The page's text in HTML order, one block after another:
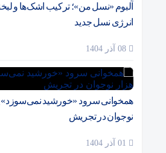
آلبوم «نسل من»؛ ترکیب اشک‌ها و
انرژی نسل جدید
نوجوان در تجریش